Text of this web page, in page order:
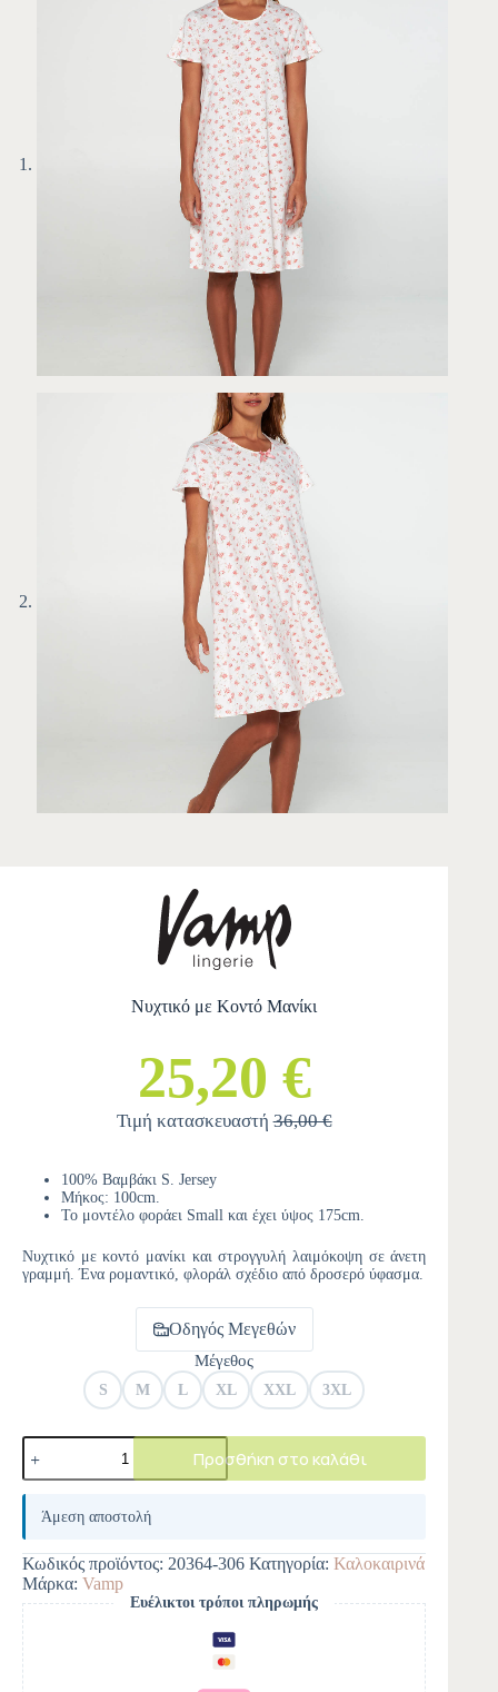
Νυχτικό με Κοντό Μανίκι
25,20 €
Τιμή κατασκευαστή36,00 €
100% Βαμβάκι S. Jersey
Μήκος: 100cm.
Το μοντέλο φοράει Small και έχει ύψος 175cm.
Νυχτικό με κοντό μανίκι και στρογγυλή λαιμόκοψη σε άνετη
γραμμή. Ένα ρομαντικό, φλοράλ σχέδιο από δροσερό ύφασμα.
Οδηγός Μεγεθών
Μέγεθος
S M L XL XXL 3XL
Προσθήκη στο καλάθι
A
e
r
n
a
t
i
v
Άμεση αποστολή
Κωδικός προϊόντος: 20364-306 Κατηγορία: Καλοκαιρινά
Μάρκα: Vamp
Ευέλικτοι τρόποι πληρωμής